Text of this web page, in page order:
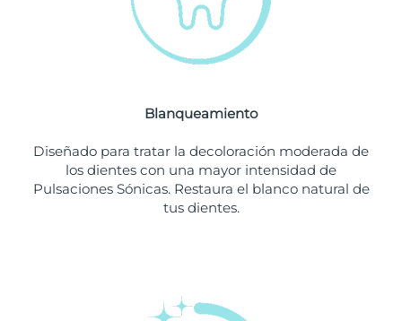
Blanqueamiento
Diseñado para tratar la decoloración moderada de
los dientes con una mayor intensidad de
Pulsaciones Sónicas. Restaura el blanco natural de
tus dientes.
Entrega prevista
Reunión Entrega prevista8/17/26
Entrega prevista